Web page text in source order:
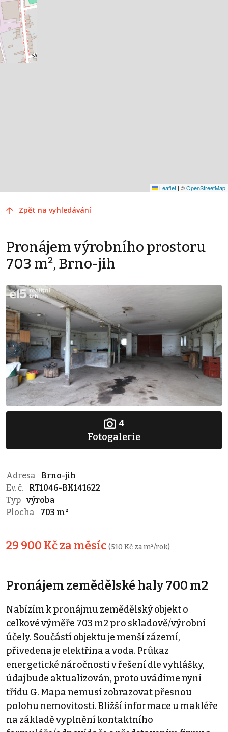
Leaflet | ©OpenStreetMap
Zpět na vyhledávání
Pronájem výrobního prostoru
703 m², Brno-jih
4
Fotogalerie
Adresa
Brno-jih
Ev. č.
RT1046-BK141622
Typ výroba
Plocha
703 m²
29 900 Kč za měsíc (510 Kč za m²/rok)
Pronájem zemědělské haly 700 m2
Nabízím k pronájmu zemědělský objekt o
celkové výměře 703 m2 pro skladově/výrobní
účely. Součástí objektu je menší zázemí,
přivedena je elektřina a voda. Průkaz
energetické náročnosti v řešení dle vyhlášky,
údaj bude aktualizován, proto uvádíme nyní
třídu G. Mapa nemusí zobrazovat přesnou
polohu nemovitosti. Bližší informace u makléře
na základě vyplnění kontaktního